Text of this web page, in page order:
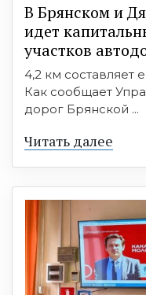
В Брянском и
идет
участков
4,2 км составляет
Как сообщает
дорог Брянской ...
Читать далее